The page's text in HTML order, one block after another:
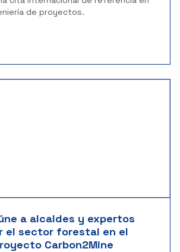
de proyectos.
a alcaldes y expertos
el sector forestal en el
Carbon2Mine